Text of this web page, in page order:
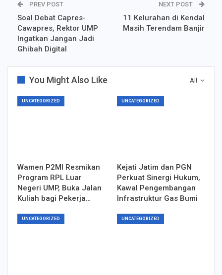
PREV POST
Soal Debat Capres-
Cawapres, Rektor UMP
Ingatkan Jangan Jadi
Ghibah Digital
NEXT POST
11 Kelurahan di Kendal
Masih Terendam Banjir
All
You Might Also Like
UNCATEGORIZED
Wamen P2MI Resmikan
Program RPL Luar
Negeri UMP, Buka Jalan
Kuliah bagi Pekerja…
UNCATEGORIZED
Kejati Jatim dan PGN
Perkuat Sinergi Hukum,
Kawal Pengembangan
Infrastruktur Gas Bumi
UNCATEGORIZED UNCATEGORIZED